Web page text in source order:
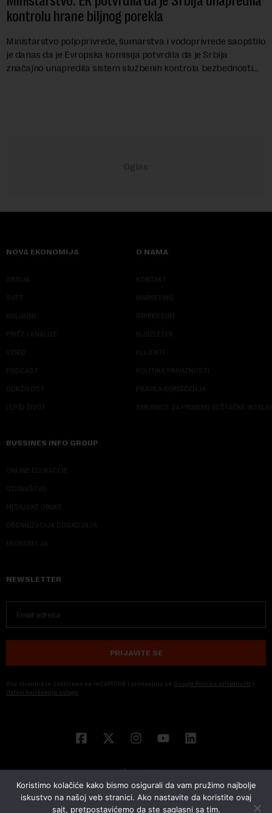
kontrolu hrane biljnog porekla
Ministarstvo poljoprivrede, šumarstva i vodoprivrede saopštilo
je danas da je Evropska komisija potvrdila da je Srbija
značajno unapredila sistem službenih kontrola bezbednosti
NOVA EKONOMIJA
SRBIJA
SVET
KOLUMNE
PRIČE I ANALIZE
VIDEO
PODCAST
ODRŽIVOST
LEPŠI ŽIVOT
O NAMA
KONTAKT
MARKETING
IMPRESSUM
NJUZLETER
KLIJENTI
POLITIKA PRIVATNOSTI
PRAVILA KORIŠĆENJA
SMERNICE ZA PRIMENU VEŠTAČKE
BUSSINES INFO GROUP
ONLINE EDUKACIJE
IZDAVAŠTVO
MEDIJSKE OBUKE
ORGANIZACIJA DOGADJAJA
EKONOM I JA
NEWSLETTER
PRIJAVITE SE
Ova stranica je zaštićena sa reCAPTCHA i primenjuju se Google Politika privatnosti i
Uslovi korišćenja usluge
Koristimo kolačiće kako bismo osigurali da vam pružimo najbolje
iskustvo na našoj veb stranici. Ako nastavite da koristite ovaj
sajt, pretpostavićemo da ste saglasni sa tim.